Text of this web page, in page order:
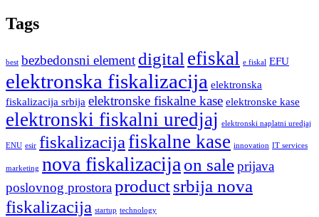
Tags
best bezbedonsni element digital efiskal e fiskal EFU
elektronska fiskalizacija elektronska
fiskalizacija srbija elektronske fiskalne kase elektronske kase
elektronski fiskalni uredjaj elektronski naplatni uredjaj
ENU esir fiskalizacijafiskalne kase innovation IT services
marketing nova fiskalizacija on saleprijava
poslovnog prostoraproductsrbija nova
fiskalizacija startup technology